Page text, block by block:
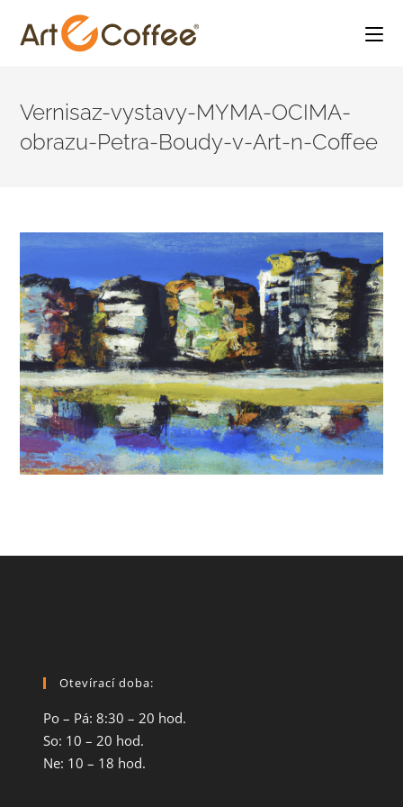
content
Vernisaz-vystavy-MYMA-OCIMA-
obrazu-Petra-Boudy-v-Art-n-Coffee
Otevírací doba:
Po – Pá: 8:30 – 20 hod.
So: 10 – 20 hod.
Ne: 10 – 18 hod.